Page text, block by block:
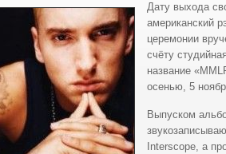
Дату выхода
американский
церемонии
счёту
название
осенью, 5
Выпуском
Interscope, а